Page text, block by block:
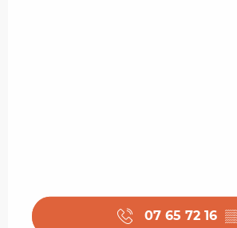
07 65 72 16